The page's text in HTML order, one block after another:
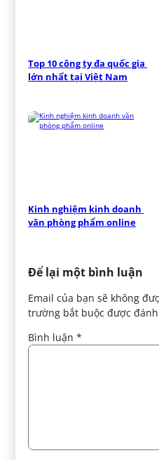
Top 10 công ty đa quốc gia
lớn nhất tại Việt Nam
Kinh nghiệm kinh doanh
văn phòng phẩm online
Để lại một bình luận
Email của bạn sẽ không
trường bắt buộc được
Bình luận*